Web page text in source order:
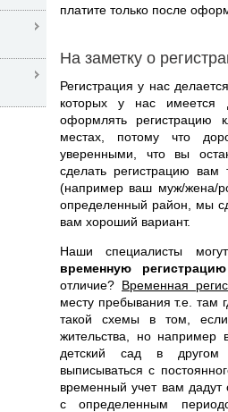
платите только после
На заметку о
Регистрация у нас
которых у нас имеется
оформлять регистрацию
местах, потому что
уверенными, что вы
сделать регистрацию вам
(например ваш муж/жена/
определенный район, мы
вам хороший вариант.
Наши специалисты
временную
отличие? Временная
месту пребывания т.е. там
такой схемы в том,
жительства, но например
детский сад в другом
выписываться с
временный учет вам дадут
с определенным